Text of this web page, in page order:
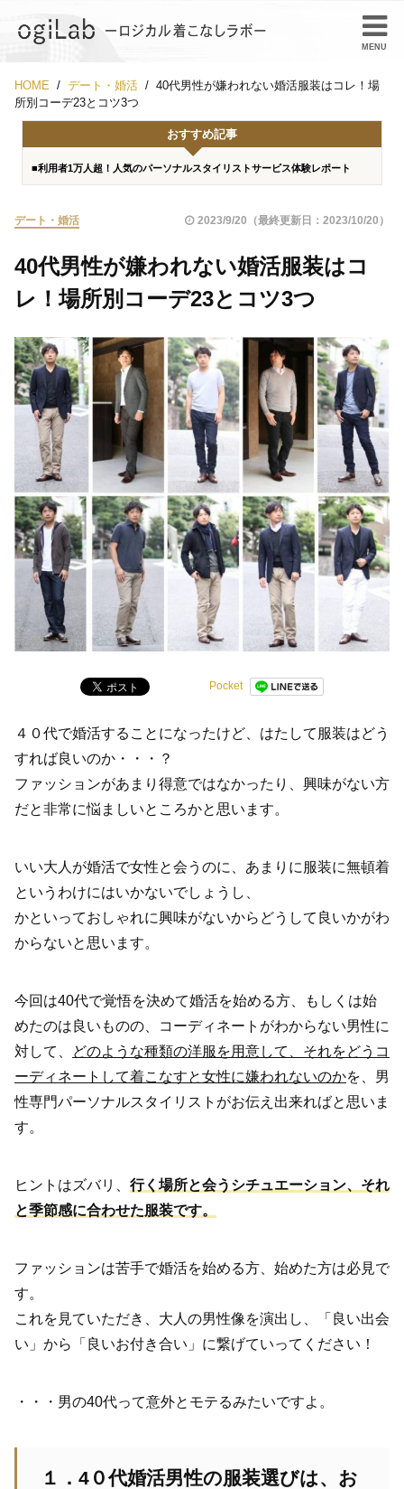
HOME デート・婚活
40代男性が嫌われない婚活服装はコレ！場
所別コーデ23とコツ3つ
おすすめ記事
■利用者1万人超！人気のパーソナルスタイリストサービス体験レポート
デート・婚活 2023/9/20（最終更新日：2023/10/20）
40代男性が嫌われない婚活服装はコ
レ！場所別コーデ23とコツ3つ
Pocket
４０代で婚活することになったけど、はたして服装はどう
すれば良いのか・・・？
ファッションがあまり得意ではなかったり、興味がない方
だと非常に悩ましいところかと思います。
いい大人が婚活で女性と会うのに、あまりに服装に無頓着
というわけにはいかないでしょうし、
かといっておしゃれに興味がないからどうして良いかがわ
からないと思います。
今回は40代で覚悟を決めて婚活を始める方、もしくは始
めたのは良いものの、コーディネートがわからない男性に
対して、
どのような種類の洋服を用意して、それをどうコ
ーディネートして着こなすと女性に嫌われないのかを、男
性専門パーソナルスタイリストがお伝え出来ればと思いま
す。
ヒントはズバリ、 行く場所と会うシチュエーション、それ
と季節感に合わせた服装です。
ファッションは苦手で婚活を始める方、始めた方は必見で
す。
これを見ていただき、大人の男性像を演出し、「良い出会
い」から「良いお付き合い」に繋げていってください！
・・・男の40代って意外とモテるみたいですよ。
１．4０代婚活男性の服装選びは、お